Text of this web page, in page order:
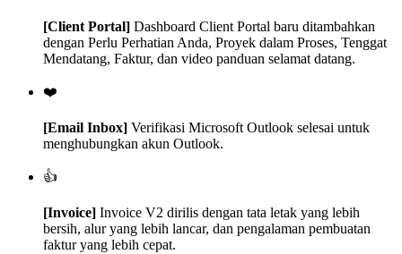
[Client Portal] Dashboard Client Portal baru ditambahkan
dengan Perlu Perhatian Anda, Proyek dalam Proses, Tenggat
Mendatang, Faktur, dan video panduan selamat datang.
❤️
[Email Inbox] Verifikasi Microsoft Outlook selesai untuk
menghubungkan akun Outlook.
👍
[Invoice] Invoice V2 dirilis dengan tata letak yang lebih
bersih, alur yang lebih lancar, dan pengalaman pembuatan
faktur yang lebih cepat.